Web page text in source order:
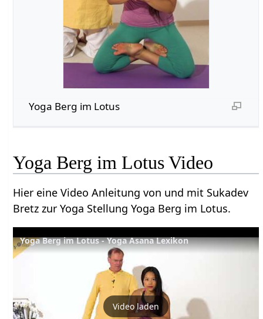
Yoga Berg im Lotus
Yoga Berg im Lotus Video
Hier eine Video Anleitung von und mit Sukadev
Bretz zur Yoga Stellung Yoga Berg im Lotus.
Yoga Berg im Lotus - Yoga Asana Lexikon
Video laden